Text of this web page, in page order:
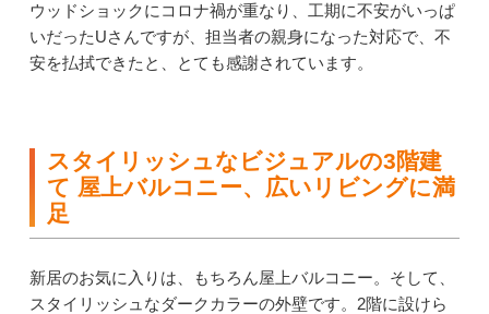
ウッドショックにコロナ禍が重なり、工期に不安がいっぱ
いだったUさんですが、担当者の親身になった対応で、不
安を払拭できたと、とても感謝されています。
スタイリッシュなビジュアルの3階建
て 屋上バルコニー、広いリビングに満
足
新居のお気に入りは、もちろん屋上バルコニー。そして、
スタイリッシュなダークカラーの外壁です。2階に設けら